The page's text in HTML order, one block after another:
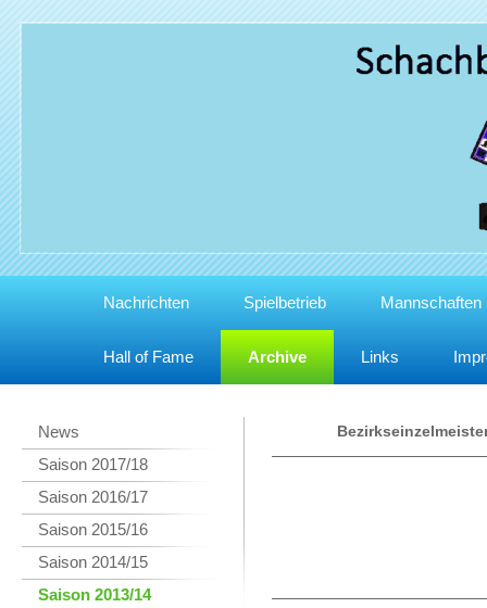
Nachrichten Spielbetrieb Mannschaften
Hall of Fame Archive Links
News
Saison 2017/18
Saison 2016/17
Saison 2015/16
Saison 2014/15
Saison 2013/14